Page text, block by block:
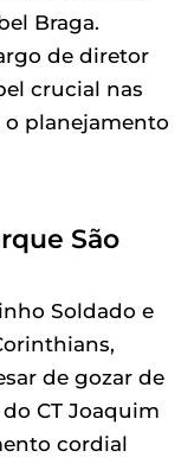
Braga.
de diretor
crucial nas
o planejamento
São
Soldado e
de gozar de
CT Joaquim
cordial